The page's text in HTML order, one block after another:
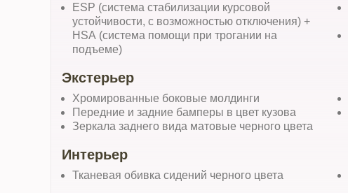
ESP (система стабилизации курсовой
устойчивости, c возможностью отключения) +
HSA (система помощи при трогании на
подъеме)
Экстерьер
Хромированные боковые молдинги
Передние и задние бамперы в цвет кузова
Зеркала заднего вида матовые черного цвета
Интерьер
Тканевая обивка сидений черного цвета